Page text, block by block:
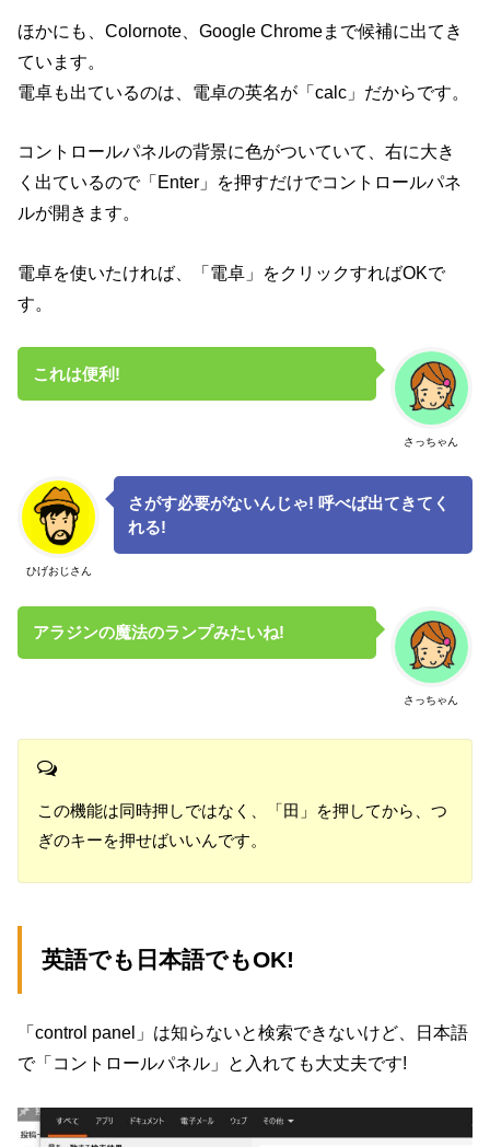
ほかにも、Colornote、Google Chromeまで候補に出てき
ています。
電卓も出ているのは、電卓の英名が「calc」だからです。
コントロールパネルの背景に色がついていて、右に大き
く出ているので「Enter」を押すだけでコントロールパネ
ルが開きます。
電卓を使いたければ、「電卓」をクリックすればOKで
す。
さっちゃん
これは便利!
ひげおじさん
さがす必要がないんじゃ! 呼べば出てきてく
れる!
さっちゃん
アラジンの魔法のランプみたいね!
この機能は同時押しではなく、「田」を押してから、つ
ぎのキーを押せばいいんです。
英語でも日本語でもOK!
「control panel」は知らないと検索できないけど、日本語
で「コントロールパネル」と入れても大丈夫です!